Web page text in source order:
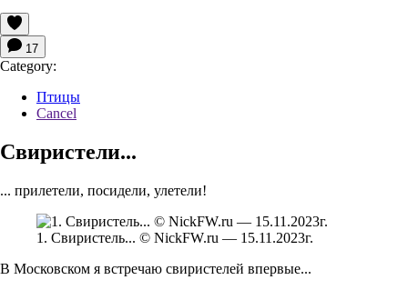
17
Category:
Птицы
Cancel
Свиристели...
... прилетели, посидели, улетели!
1. Свиристель... © NickFW.ru — 15.11.2023г.
В Московском я встречаю свиристелей впервые...